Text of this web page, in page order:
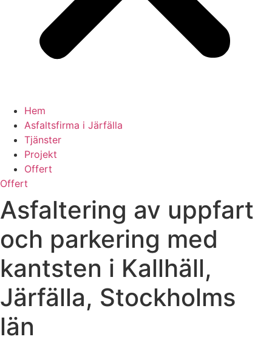
Hem
Asfaltsfirma i Järfälla
Tjänster
Projekt
Offert
Offert
Asfaltering av uppfart
och parkering med
kantsten i Kallhäll,
Järfälla, Stockholms
län